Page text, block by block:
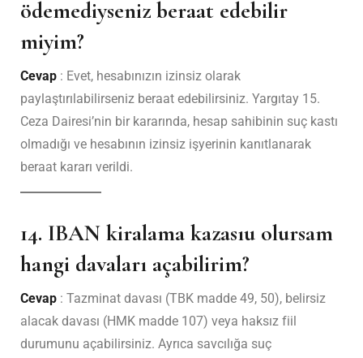
ödemediyseniz beraat edebilir
miyim?
Cevap : Evet, hesabınızın izinsiz olarak
paylaştırılabilirseniz beraat edebilirsiniz. Yargıtay 15.
Ceza Dairesi’nin bir kararında, hesap sahibinin suç kastı
olmadığı ve hesabının izinsiz işyerinin kanıtlanarak
beraat kararı verildi.
14. IBAN kiralama kazasıu olursam
hangi davaları açabilirim?
Cevap : Tazminat davası (TBK madde 49, 50), belirsiz
alacak davası (HMK madde 107) veya haksız fiil
durumunu açabilirsiniz. Ayrıca savcılığa suç